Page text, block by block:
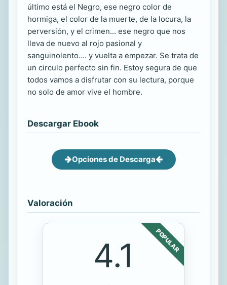
último está el Negro, ese negro color de
hormiga, el color de la muerte, de la locura, la
perversión, y el crimen... ese negro que nos
lleva de nuevo al rojo pasional y
sanguinolento.... y vuelta a empezar. Se trata de
un circulo perfecto sin fin. Estoy segura de que
todos vamos a disfrutar con su lectura, porque
no solo de amor vive el hombre.
Descargar Ebook
Opciones de Descarga
Valoración
POPULAR
4.1